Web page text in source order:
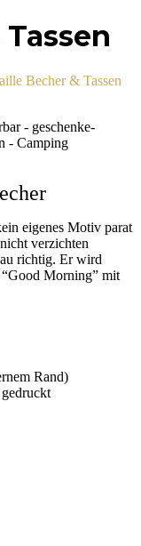
Becher & Tassen
eigenes Motiv parat
verzichten
richtig. Er wird
Morning” mit
Rand)